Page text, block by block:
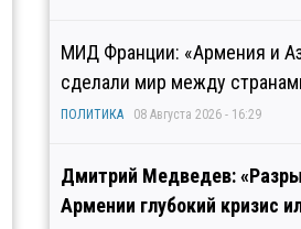
МИД Франции: «Армения и
сделали мир между
ПОЛИТИКА 08 Августа 2026 - 16:29
Дмитрий Медведев:
Армении глубокий кризис